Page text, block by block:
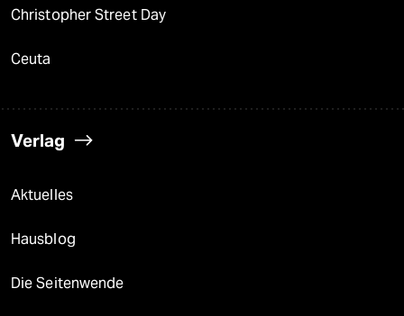
Christopher Street Day
Ceuta
Verlag
Aktuelles
Hausblog
Die Seitenwende